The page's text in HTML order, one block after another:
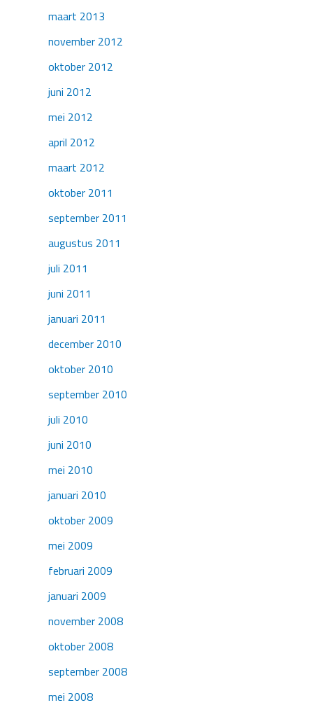
maart 2013
november 2012
oktober 2012
juni 2012
mei 2012
april 2012
maart 2012
oktober 2011
september 2011
augustus 2011
juli 2011
juni 2011
januari 2011
december 2010
oktober 2010
september 2010
juli 2010
juni 2010
mei 2010
januari 2010
oktober 2009
mei 2009
februari 2009
januari 2009
november 2008
oktober 2008
september 2008
mei 2008